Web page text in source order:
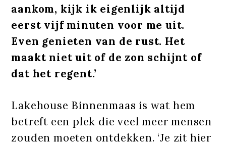
aankom, kijk ik eigenlijk altijd
eerst vijf minuten voor me uit.
Even genieten van de rust. Het
maakt niet uit of de zon schijnt of
dat het regent.’
Lakehouse Binnenmaas is wat hem
betreft een plek die veel meer mensen
zouden moeten ontdekken. ‘Je zit hier